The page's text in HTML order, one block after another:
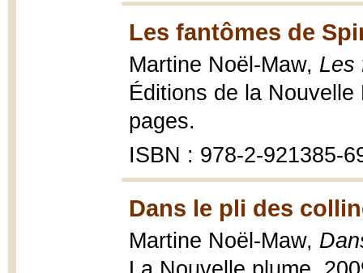
Les fantômes de
Martine Noël-Maw, Les
Éditions de la
pages.
ISBN : 978-2-921385-
Dans le pli des
Martine Noël-Maw,